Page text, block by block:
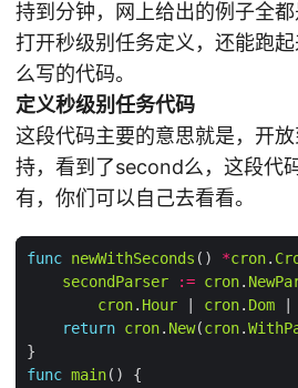
持到分钟，网上给出的例子全
打开秒级别任务定义，还能跑
么写的代码。
定义秒级别任务代码
这段代码主要的意思就是，开
持，看到了second么，这段代
有，你们可以自己去看看。
func newWithSeconds () *cron.
secondParser
:= cron.
cron. Hour cron. Dom
return cron. New(cron.
func main